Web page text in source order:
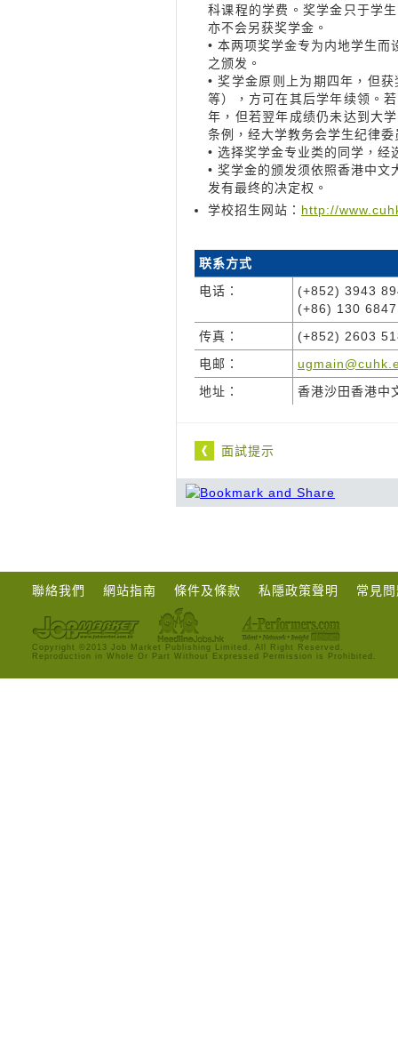
科课程的学费。奖学金只于学
亦不会另获奖学金。
• 本两项奖学金专为内地学生
之颁发。
• 奖学金原则上为期四年，但
等），方可在其后学年续领。
年，但若翌年成绩仍未达到大
条例，经大学教务会学生纪律
• 选择奖学金专业类的同学，
• 奖学金的颁发须依照香港中
发有最终的决定权。
学校招生网站： http://
联系方式
电话：
(+852) 3943
(+86) 130
传真：
(+852) 2603
电邮：
地址：
香港沙田香港中
面試提示
聯絡我們 網站指南 條件及條款 私隱政策聲明 常見
Copyright ©2013 Job Market Publishing Limited. All Right Reserved.
Reproduction in Whole Or Part Without Expressed Permission is Prohibited.